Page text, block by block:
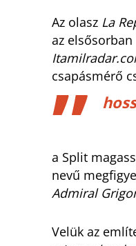
Az olasz La
az
csapásmérő
a Split
nevű
Admiral
Velük az